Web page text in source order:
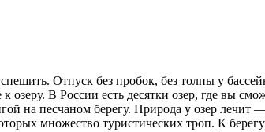
Отпуск без пробок, без толпы у
озеру. В России есть десятки озер, где вы
на песчаном берегу. Природа у озер
множество туристических троп. К